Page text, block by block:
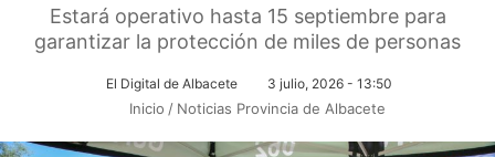
Estará operativo hasta 15 septiembre para
garantizar la protección de miles de personas
El Digital de Albacete 3 julio, 2026 - 13:50
Inicio / Noticias Provincia de Albacete